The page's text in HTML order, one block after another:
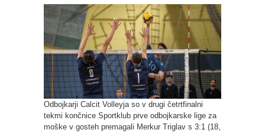
Odbojkarji Calcit Volleyja so v drugi četrtfinalni
tekmi končnice Sportklub prve odbojkarske lige za
moške v gosteh premagali Merkur Triglav s 3:1 (18,